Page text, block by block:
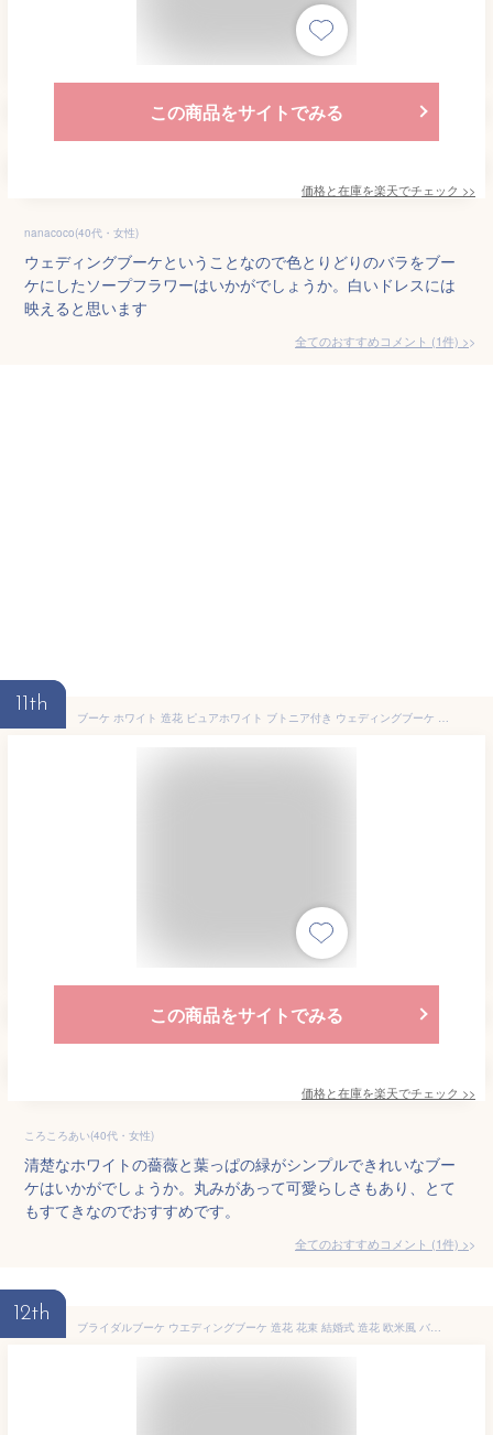
この商品をサイトでみる
価格と在庫を楽天でチェック >>
nanacoco(40代・女性)
ウェディングブーケということなので色とりどりのバラをブー
ケにしたソープフラワーはいかがでしょうか。白いドレスには
映えると思います
全てのおすすめコメント (1件) >
11th
ブーケ ホワイト 造花 ピュアホワイト ブトニア付き ウェディングブーケ ラウンドブーケ 結婚式【送料無料】B_0062
この商品をサイトでみる
価格と在庫を楽天でチェック >>
ころころあい(40代・女性)
清楚なホワイトの薔薇と葉っぱの緑がシンプルできれいなブー
ケはいかがでしょうか。丸みがあって可愛らしさもあり、とて
もすてきなのでおすすめです。
全てのおすすめコメント (1件) >
12th
ブライダルブーケ ウエディングブーケ 造花 花束 結婚式 造花 欧米風 バラ 結婚式 撮影（シャンパン）